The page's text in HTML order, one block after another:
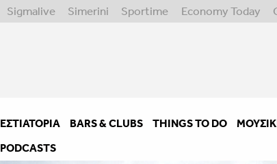
Sigmalive Simerini Sportime Economy Today
ΕΣΤΙΑΤΌΡΙΑ BARS & CLUBS THINGS TO DO
PODCASTS